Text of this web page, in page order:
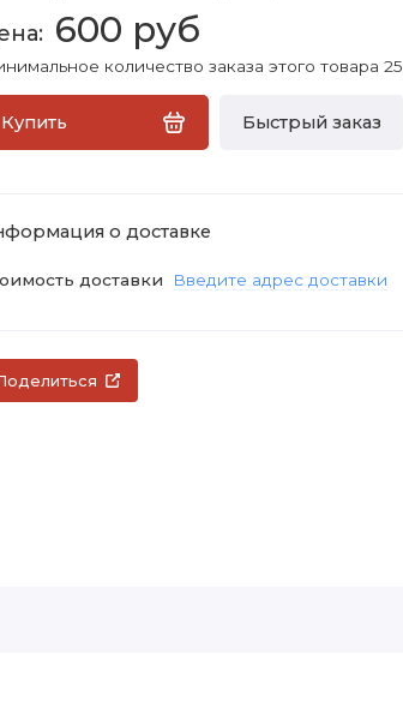
600 руб
количество заказа этого товара 25
Купить Быстрый заказ
о доставке
доставки Введите адрес доставки